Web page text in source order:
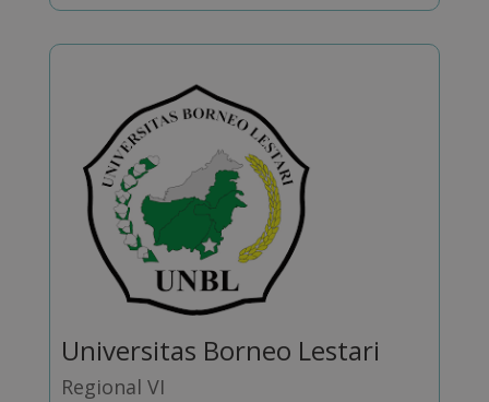
Universitas Borneo Lestari
Regional VI